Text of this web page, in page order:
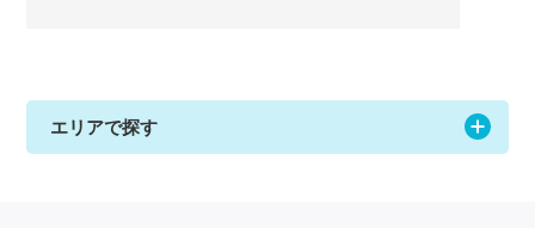
エリアで探す